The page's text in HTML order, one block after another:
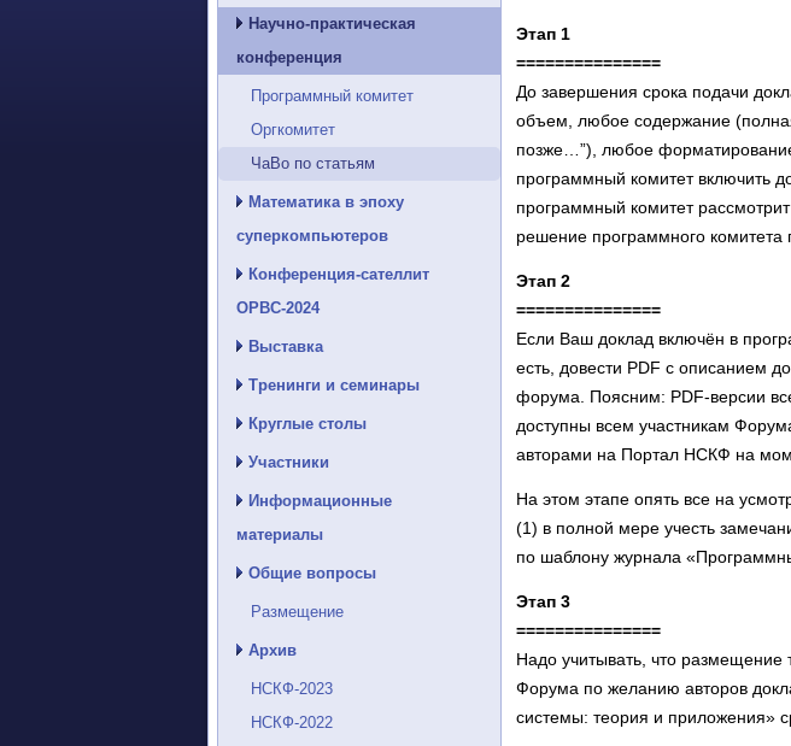
Научно-практическая
конференция
Программный комитет
Оргкомитет
ЧаВо по статьям
Математика в эпоху
суперкомпьютеров
Конференция-сателлит
ОРВС-2024
Выставка
Тренинги и семинары
Круглые столы
Участники
Информационные
материалы
Общие вопросы
Размещение
Архив
НСКФ-2023
НСКФ-2022
Этап 1
===============
До завершения срока подачи
объем, любое содержание
позже…”), любое
программный комитет включить
программный комитет
решение программного комитета
Этап 2
===============
Если Ваш доклад включён в
есть, довести PDF с описанием
форума. Поясним: PDF-версии
доступны всем участникам
авторами на Портал НСКФ на
На этом этапе опять все на
(1) в полной мере учесть
по шаблону журнала
Этап 3
===============
Надо учитывать, что размещение
Форума по желанию авторов
системы: теория и приложения»